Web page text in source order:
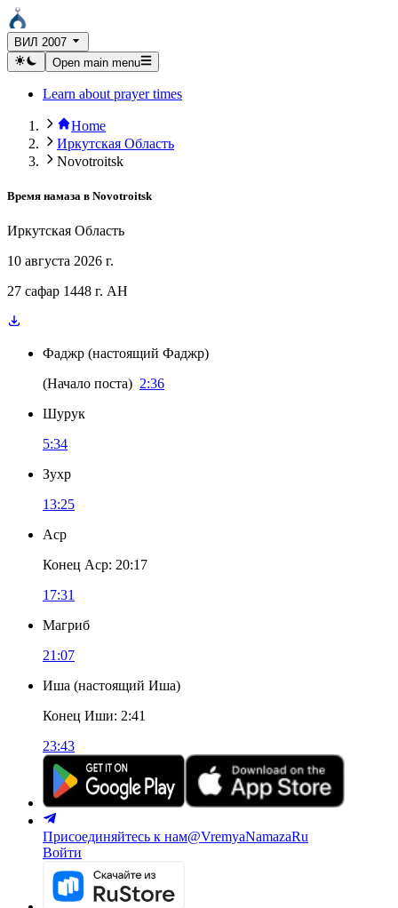
ВИЛ 2007
Open main menu
Learn about prayer times
Home
Иркутская Область
Novotroitsk
Время намаза в Novotroitsk
Иркутская Область
10 августа 2026 г.
27 сафар 1448 г. AH
Фаджр (настоящий Фаджр)
(Начало поста) 2:36
Шурук
5:34
Зухр
13:25
Аср
Конец Аср: 20:17
17:31
Магриб
21:07
Иша (настоящий Иша)
Конец Иши: 2:41
23:43
Присоединяйтесь к нам@VremyaNamazaRu
Войти